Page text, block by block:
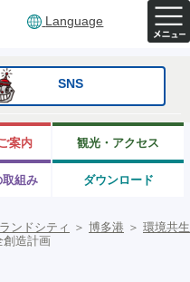
Language
SNS
案内 観光・アクセス
取組み ダウンロード
ンドシティ ＞ 博多港 ＞ 環境共生
創造計画